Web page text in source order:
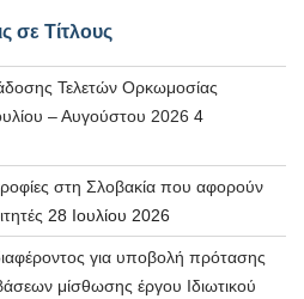
σε Τίτλους
Τελετών Ορκωμοσίας
– Αυγούστου 2026 4
στη Σλοβακία που αφορούν
28 Ιουλίου 2026
για υποβολή πρότασης
μίσθωσης έργου Ιδιωτικού